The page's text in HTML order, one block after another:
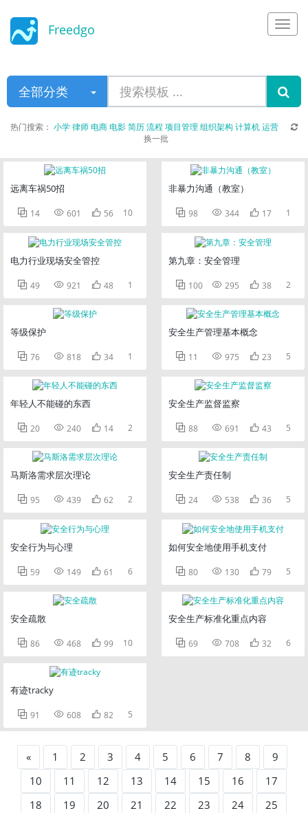
Freedgo
全部分类
热门搜索： 小学律师电商电影简历流程 项目管理 组织架构 计算机运营
换一批
远离车祸50招
 14  601  56 10
电力行业现场安全管控
 49  921  48 1
等级保护
 76  818  34 1
年轻人不能碰的东西
 20  240  14 2
马斯洛需求层次理论
 95  439  62 2
安全行为与心理
 59  149  61 6
安全疏散
 86  468  99 10
有迹tracky
 91  608  82 5
非暴力沟通（教室）
 98  344  17 1
第九章：安全管理
 100  295  38 2
安全生产管理基本概念
 11  975  23 5
安全生产监督监察
 88  691  43 5
安全生产责任制
 24  538  36 5
如何安全地使用手机支付
 80  130  79 5
安全生产标准化重点内容
 69  708  32 6
« 1 2 3 4 5 6 7 8
9
10
11 12 13 14 15 16
17
18
19 20 21 22 23 24
25